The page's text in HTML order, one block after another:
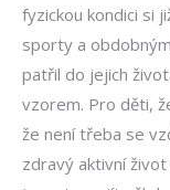
fyzickou kondici si
sporty a
patřil do jejich
vzorem. Pro děti,
že není třeba se
zdravý aktivní